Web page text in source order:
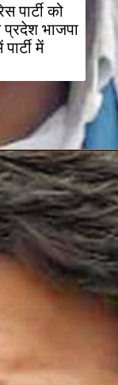
पार्टी को
प्रदेश भाजपा
में